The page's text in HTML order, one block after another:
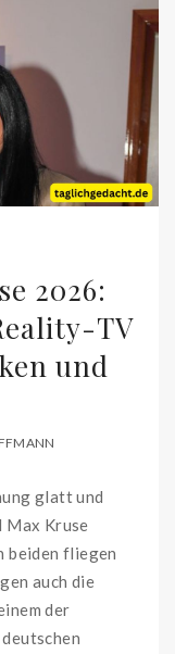
2026:
TV
und
glatt und
Kruse
beiden fliegen
auch die
der